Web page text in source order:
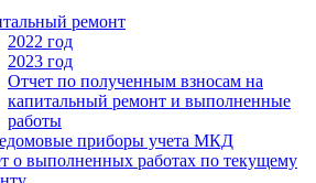
ремонт
2022 год
2023 год
Отчет по полученным взносам на
капитальный ремонт и выполненные
работы
приборы учета МКД
о выполненных работах по текущему